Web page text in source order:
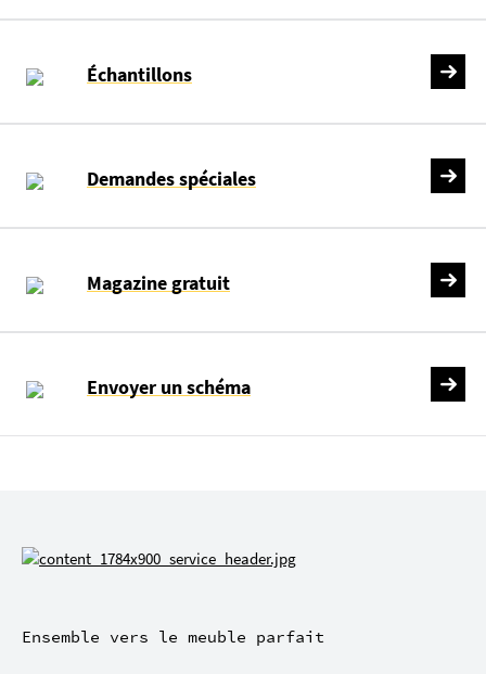
Échantillons
Demandes spéciales
Magazine gratuit
Envoyer un schéma
Ensemble vers le meuble parfait